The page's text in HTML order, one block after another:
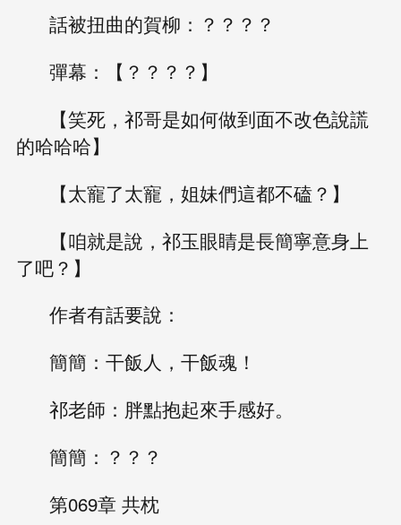
話被扭曲的賀柳：？？？？
彈幕：【？？？？】
【笑死，祁哥是如何做到面不改色說謊
的哈哈哈】
【太寵了太寵，姐妹們這都不磕？】
【咱就是說，祁玉眼睛是長簡寧意身上
了吧？】
作者有話要說：
簡簡：干飯人，干飯魂！
祁老師：胖點抱起來手感好。
簡簡：？？？
第069章 共枕